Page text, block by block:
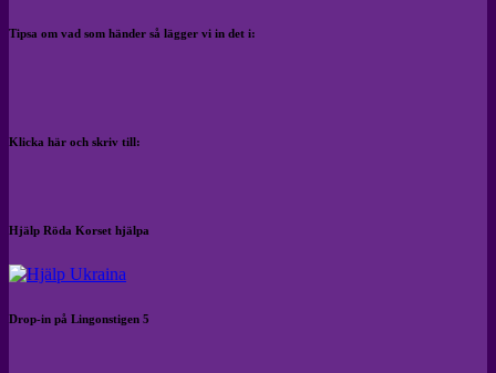
Tipsa om vad som händer så lägger vi in det i:
Klicka här och skriv till:
Hjälp Röda Korset hjälpa
Drop-in på Lingonstigen 5